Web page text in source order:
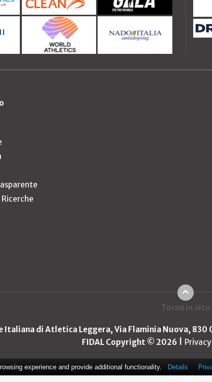
Torna in alto
Italiana di Atletica Leggera, Via Flaminia Nuova, 830
FIDAL Copyright © 2026
experience and provide additional functionality. Details